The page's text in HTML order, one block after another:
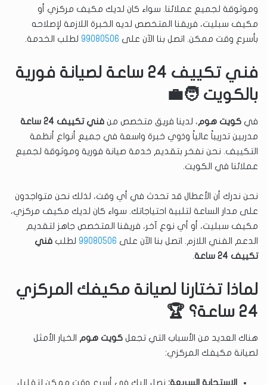
وموثوقة لجميع عملائنا. سواء كان لديك مكيف مركزي أو
مكيف سبليت، فريقنا المتخصص لديه الخبرة اللازمة لإصلاحه
بأسرع وقت ممكن. اتصل بنا الآن على 99080506 لطلب الخدمة.
فني تكييف 24 ساعة لصيانة فورية
بالكويت 🧑‍💼
في كويت هوم، لدينا فريق متخصص من فني تكييف 24 ساعة
مدربين تدريباً عالياً وذوي خبرة واسعة في جميع أنواع أنظمة
التكييف. نحن نفخر بتقديم خدمة صيانة فورية وموثوقة لجميع
عملائنا في الكويت.
نحن ندرك أن الأعطال قد تحدث في أي وقت، لذلك نحن متواجدون
على مدار الساعة لتلبية احتياجاتك. سواء كان لديك مكيف مركزي،
مكيف سبليت، أو أي نوع آخر، فريقنا المتخصص جاهز لتقديم
الدعم الفني اللازم. اتصل بنا الآن على 99080506 لطلب فني
تكييف 24 ساعة
.
لماذا تختارنا لصيانة مكيفك المركزي
24 ساعة؟ 🏆
هناك العديد من الأسباب التي تجعل كويت هوم
الخيار الأمثل
لصيانة مكيفك المركزي:
الاستجابة السريعة: نصل إليك في أسرع وقت ممكن لتقليل